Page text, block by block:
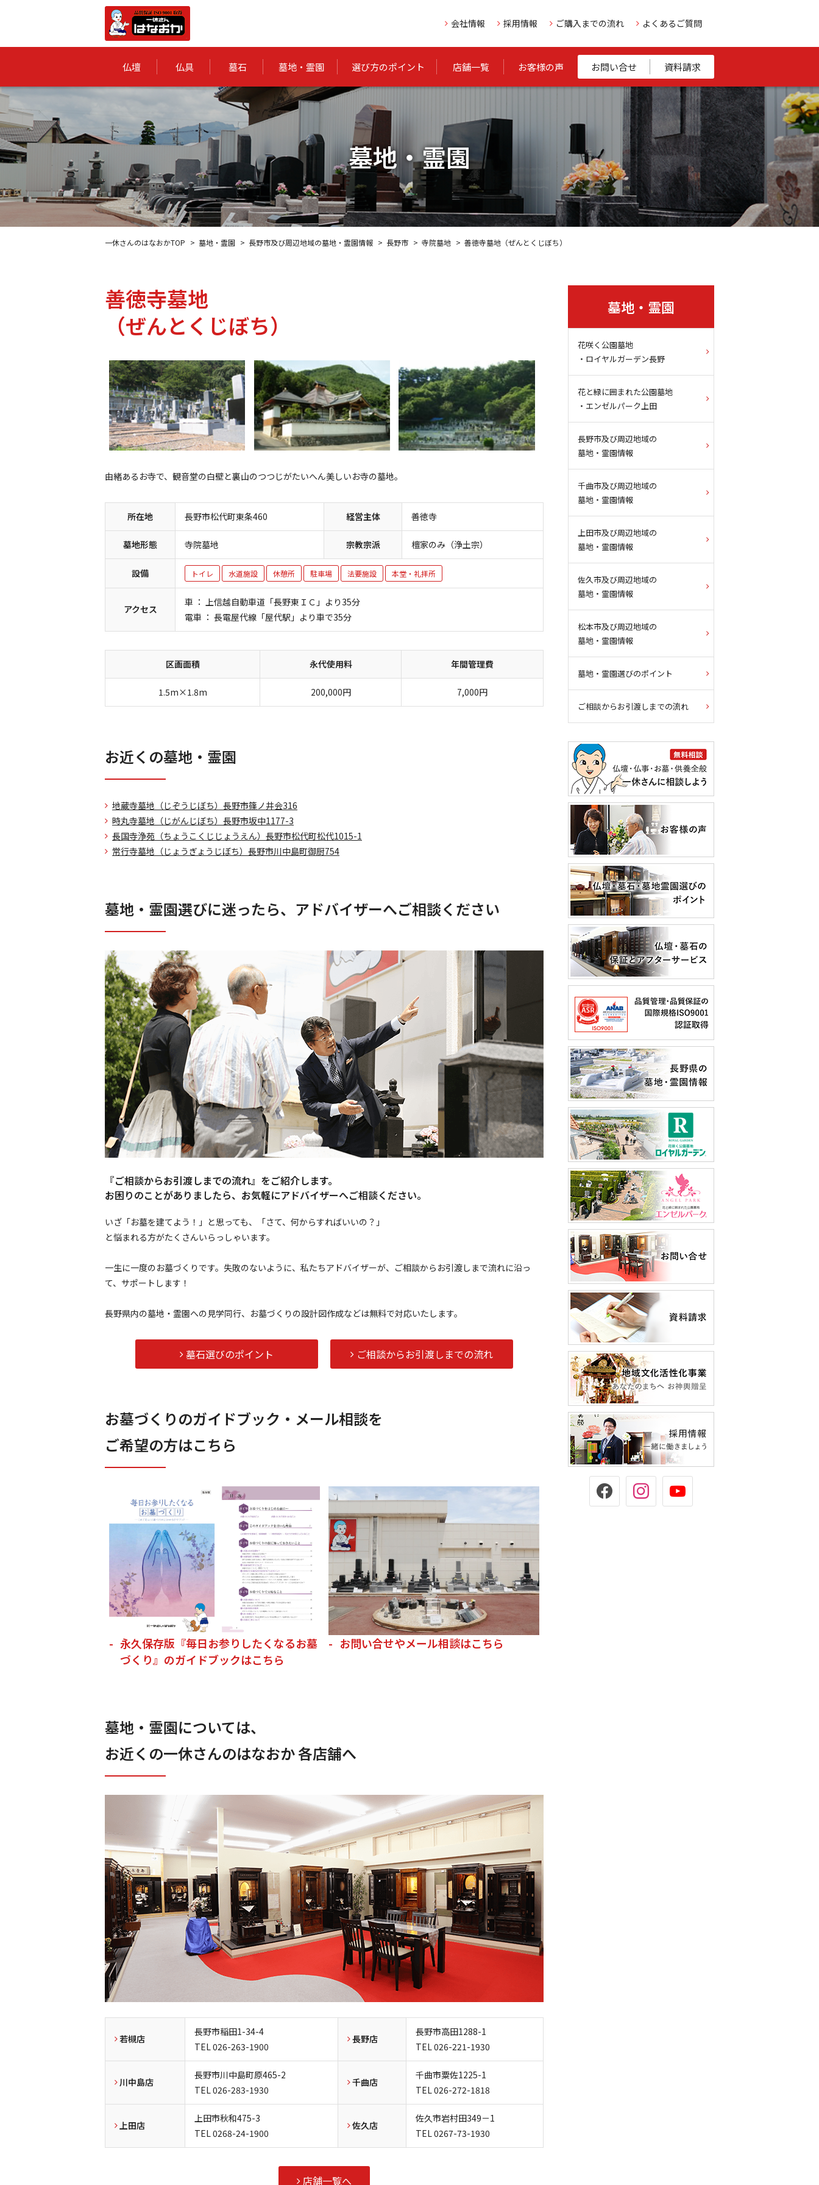
会社情報 採用情報 ご購入までの流れ よくあるご質問
仏壇 仏具 墓石 墓地・霊園 選び方のポイント 店舗一覧 お客様の声 お問い合せ 資料請求
墓地・霊園
一休さんのはなおかTOP 墓地・霊園 長野市及び周辺地域の墓地・霊園情報 長野市 寺院墓地 善徳寺墓地（ぜんとくじぼち）
善徳寺墓地
（ぜんとくじぼち）
由緒あるお寺で、観音堂の白壁と裏山のつつじがたいへん美しいお寺の墓地。
所在地 長野市松代町東条460 経営主体 善徳寺
墓地形態 寺院墓地 宗教宗派 檀家のみ（浄土宗）
設備 トイレ 水道施設 休憩所 駐車場 法要施設 本堂・礼拝所
アクセス
車 ： 上信越自動車道「長野東ＩＣ」より35分
電車 ： 長電屋代線「屋代駅」より車で35分
区画面積 永代使用料 年間管理費
1.5m×1.8m 200,000円 7,000円
お近くの墓地・霊園
地蔵寺墓地（じぞうじぼち） 長野市篠ノ井会316
時丸寺墓地（じがんじぼち） 長野市坂中1177-3
長国寺浄苑（ちょうこくじじょうえん） 長野市松代町松代1015-1
常行寺墓地（じょうぎょうじぼち） 長野市川中島町御厨754
墓地・霊園選びに迷ったら、アドバイザーへご相談ください
『ご相談からお引渡しまでの流れ』をご紹介します。
お困りのことがありましたら、お気軽にアドバイザーへご相談ください。
いざ「お墓を建てよう！」と思っても、「さて、何からすればいいの？」
と悩まれる方がたくさんいらっしゃいます。
一生に一度のお墓づくりです。失敗のないように、私たちアドバイザーが、ご相談からお引渡しまで流れに沿っ
て、サポートします！
長野県内の墓地・霊園への見学同行、お墓づくりの設計図作成などは無料で対応いたします。
墓石選びのポイント ご相談からお引渡しまでの流れ
お墓づくりのガイドブック・メール相談を
ご希望の方はこちら
永久保存版『毎日お参りしたくなるお墓
づくり』のガイドブックはこちら
お問い合せやメール相談はこちら
墓地・霊園については、
お近くの一休さんのはなおか 各店舗へ
若槻店
長野市稲田1-34-4
TEL 026-263-1900
長野店
長野市高田1288-1
TEL 026-221-1930
川中島店
長野市川中島町原465-2
TEL 026-283-1930
千曲店
千曲市粟佐1225-1
TEL 026-272-1818
上田店
上田市秋和475-3
TEL 0268-24-1900
佐久店
佐久市岩村田349－1
TEL 0267-73-1930
店舗一覧へ
墓地・霊園
花咲く公園墓地
・ロイヤルガーデン長野
花と緑に囲まれた公園墓地
・エンゼルパーク上田
長野市及び周辺地域の
墓地・霊園情報
千曲市及び周辺地域の
墓地・霊園情報
上田市及び周辺地域の
墓地・霊園情報
佐久市及び周辺地域の
墓地・霊園情報
松本市及び周辺地域の
墓地・霊園情報
墓地・霊園選びのポイント
ご相談からお引渡しまでの流れ